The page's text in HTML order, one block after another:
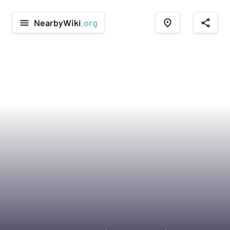
menu NearbyWiki .org place share